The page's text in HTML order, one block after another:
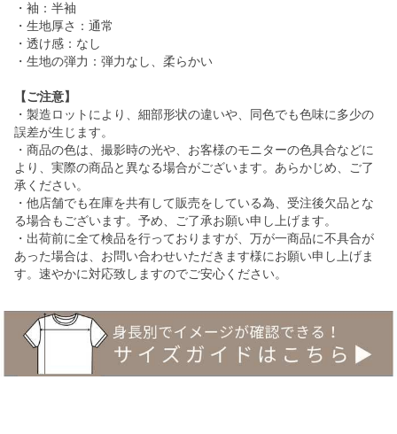
・袖：半袖
・生地厚さ：通常
・透け感：なし
・生地の弾力：弾力なし、柔らかい
【ご注意】
・製造ロットにより、細部形状の違いや、同色でも色味に多少の
誤差が生じます。
・商品の色は、撮影時の光や、お客様のモニターの色具合などに
より、実際の商品と異なる場合がございます。あらかじめ、ご了
承ください。
・他店舗でも在庫を共有して販売をしている為、受注後欠品とな
る場合もございます。予め、ご了承お願い申し上げます。
・出荷前に全て検品を行っておりますが、万が一商品に不具合が
あった場合は、お問い合わせいただきます様にお願い申し上げま
す。速やかに対応致しますのでご安心ください。